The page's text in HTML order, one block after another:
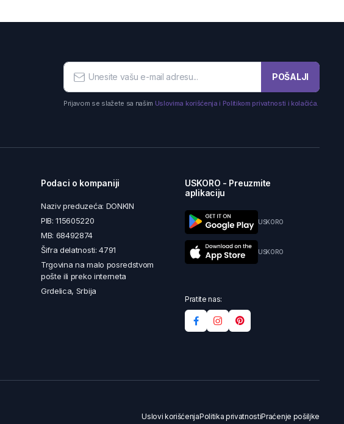
POŠALJI
Prijavom se slažete sa našim Uslovima korišćenja i Politikom privatnosti i kolačića.
Podaci o kompaniji
Naziv preduzeća: DONKIN
PIB: 115605220
MB: 68492874
Šifra delatnosti: 4791
Trgovina na malo posredstvom
pošte ili preko interneta
Grdelica, Srbija
USKORO - Preuzmite
aplikaciju
USKORO
USKORO
Pratite nas:
Uslovi korišćenjaPolitika privatnostiPraćenje pošiljke